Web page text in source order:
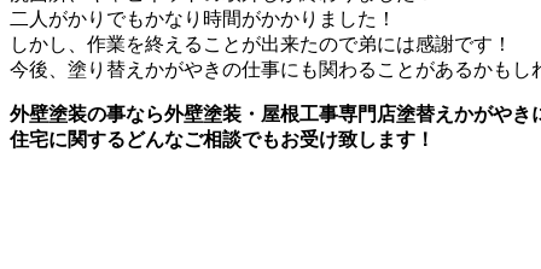
二人がかりでもかなり時間がかかりました！
しかし、作業を終えることが出来たので弟には感謝です！
今後、塗り替えかがやきの仕事にも関わることがあるかもし
外壁塗装の事なら外壁塗装・屋根工事専門店塗替えかがやき
住宅に関するどんなご相談でもお受け致します！